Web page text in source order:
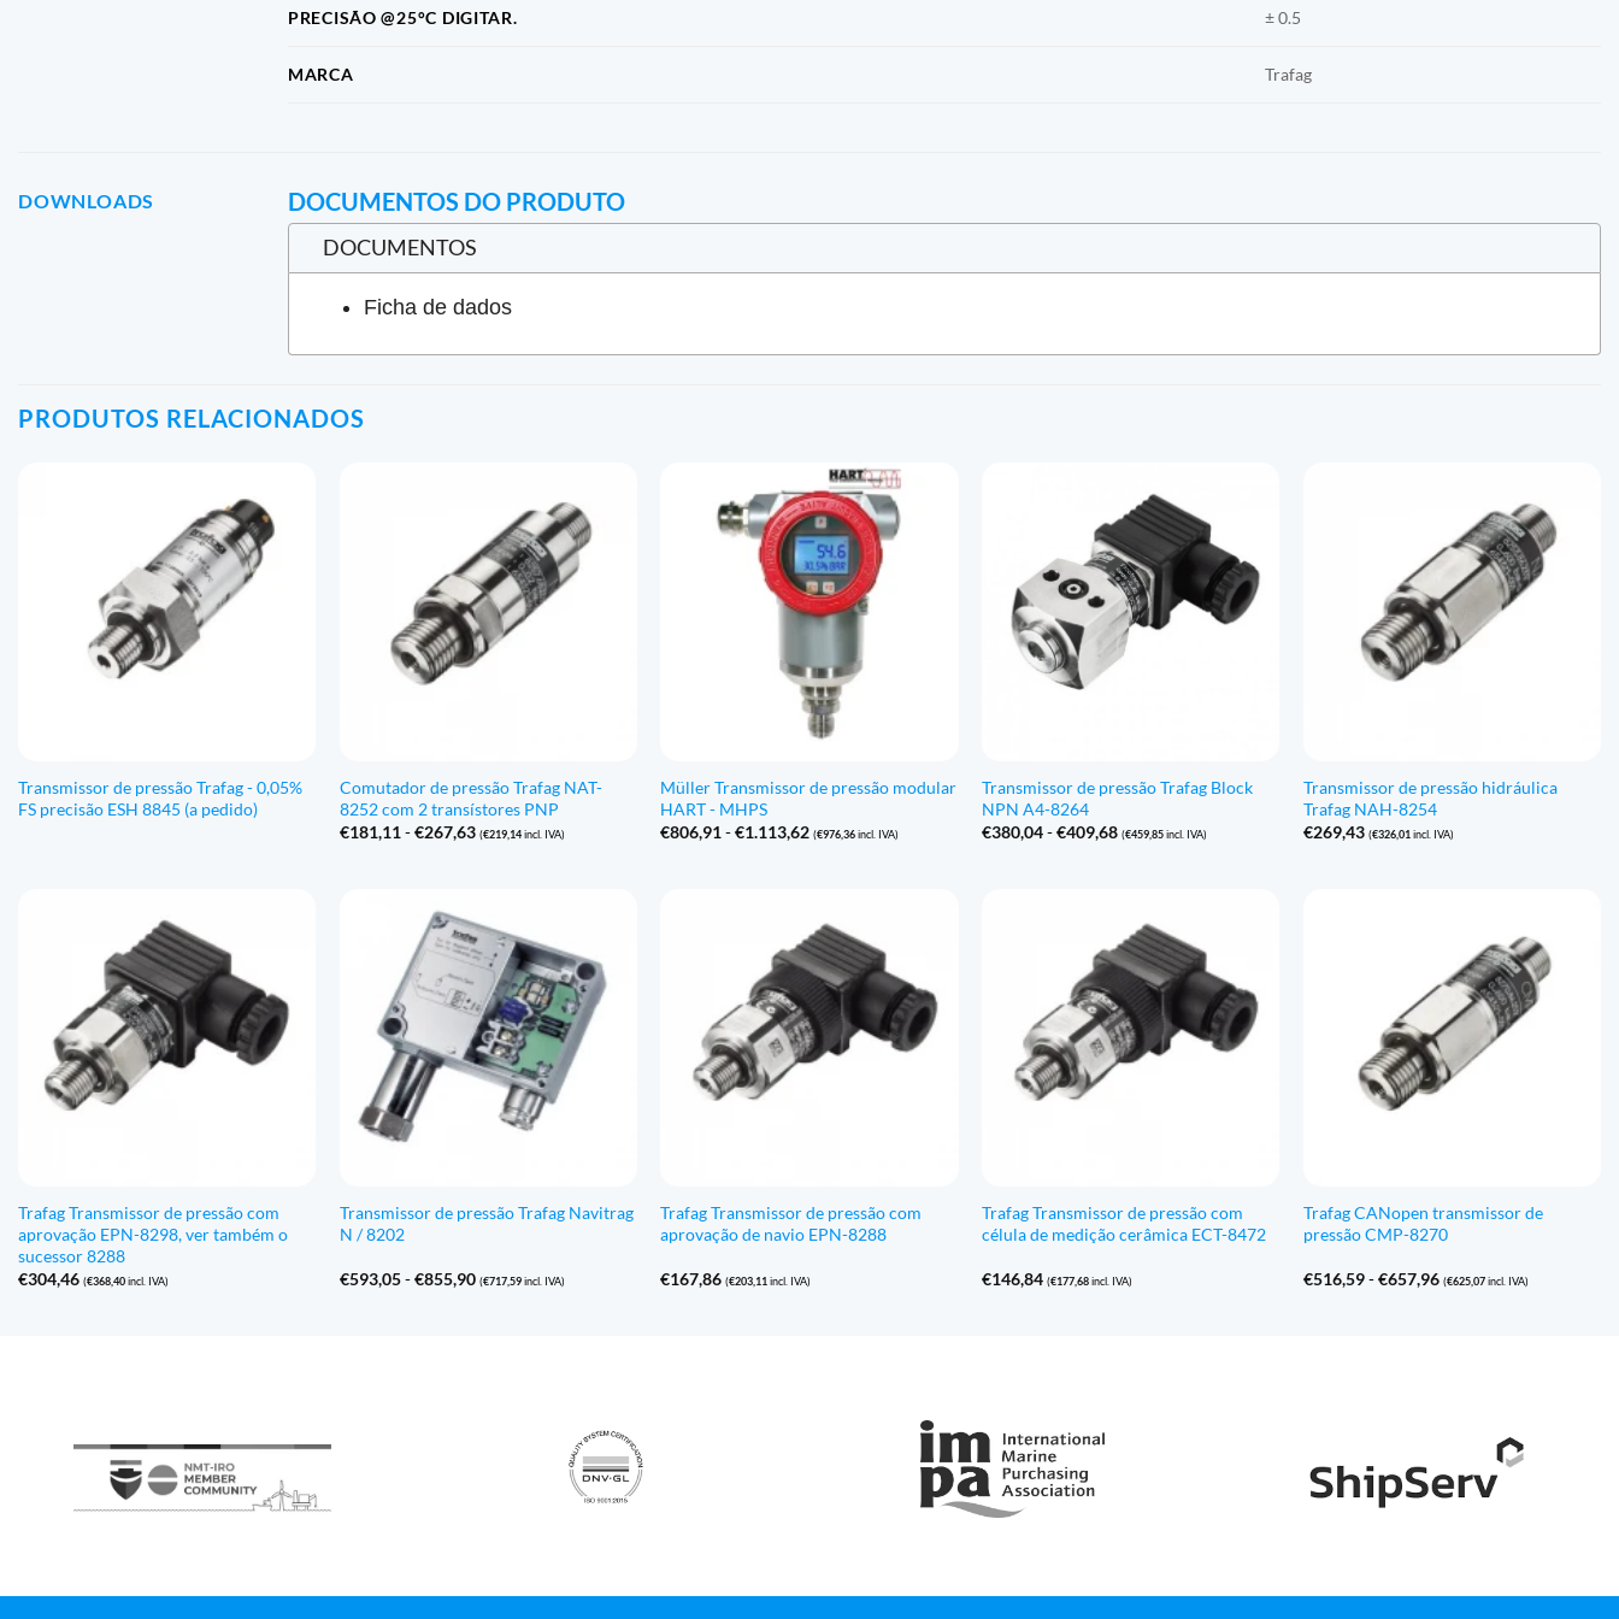
PRECISÃO @25°C DIGITAR. ± 0.5
MARCA Trafag
DOWNLOADS DOCUMENTOS DO PRODUTO
DOCUMENTOS
Ficha de dados
PRODUTOS RELACIONADOS
Transmissor de pressão Trafag - 0,05%
FS precisão ESH 8845 (a pedido)
Comutador de pressão Trafag NAT-
8252 com 2 transístores PNP
€181,11 - €267,63Gama
(€219,14incl. IVA)
Müller Transmissor de pressão modular
HART - MHPS
€806,91-€1.113,62Gama
(€976,36incl. IVA)
Transmissor de pressão Trafag Block
NPN A4-8264
€380,04-€409,68Gama
(€459,85incl. IVA)
Transmissor de pressão hidráulica
Trafag NAH-8254
€269,43 (€326,01 incl. IVA)
Trafag Transmissor de pressão com
aprovação EPN-8298, ver também o
sucessor 8288
€304,46 (€368,40incl. IVA)
Transmissor de pressão Trafag Navitrag
N / 8202
€593,05 - €855,90Gama
(€717,59incl. IVA)
Trafag Transmissor de pressão com
aprovação de navio EPN-8288
€167,86 (€203,11incl. IVA)
Trafag Transmissor de pressão com
célula de medição cerâmica ECT-8472
€146,84 (€177,68incl. IVA)
Trafag CANopen transmissor de
pressão CMP-8270
€516,59-€657,96Gama
(€625,07incl. IVA)